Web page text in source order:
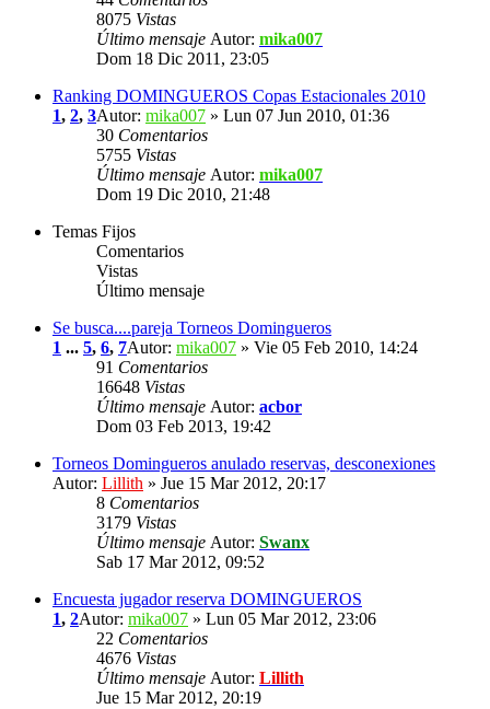
8075 Vistas
Último mensaje Autor: mika007
Dom 18 Dic 2011, 23:05
Ranking DOMINGUEROS Copas Estacionales 2010
1, 2, 3Autor: mika007 » Lun 07 Jun 2010, 01:36
30 Comentarios
5755 Vistas
Último mensaje Autor: mika007
Dom 19 Dic 2010, 21:48
Temas Fijos
Comentarios
Vistas
Último mensaje
Se busca....pareja Torneos Domingueros
1 ... 5, 6, 7Autor: mika007 » Vie 05 Feb 2010, 14:24
91 Comentarios
16648 Vistas
Último mensaje Autor: acbor
Dom 03 Feb 2013, 19:42
Torneos Domingueros anulado reservas, desconexiones
Autor: Lillith » Jue 15 Mar 2012, 20:17
8 Comentarios
3179 Vistas
Último mensaje Autor: Swanx
Sab 17 Mar 2012, 09:52
Encuesta jugador reserva DOMINGUEROS
1, 2Autor: mika007 » Lun 05 Mar 2012, 23:06
22 Comentarios
4676 Vistas
Último mensaje Autor: Lillith
Jue 15 Mar 2012, 20:19